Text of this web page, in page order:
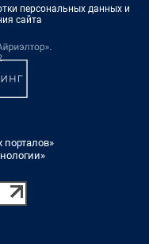
персональных данных и
сайта